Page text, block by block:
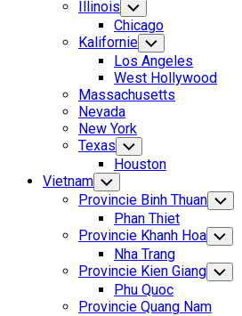
Illinois Toggle
Child
Menu
Chicago
Kalifornie Toggle
Child
Menu
Los Angeles
West Hollywood
Massachusetts
Nevada
New York
Texas Toggle
Child
Menu
Houston
Vietnam Toggle
Child
Menu
Provincie Binh Thuan Toggle
Child
Menu
Phan Thiet
Provincie Khanh Hoa Toggle
Child
Menu
Nha Trang
Provincie Kien Giang Toggle
Child
Phu Quoc
Provincie Quang Nam